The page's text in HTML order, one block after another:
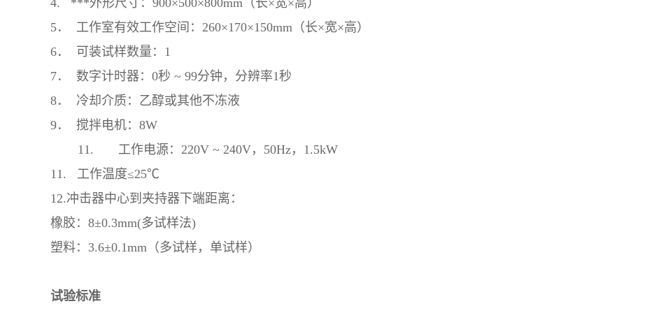
4. ***外形尺寸：900×500×800mm（长×宽×高）
5． 工作室有效工作空间：260×170×150mm（长×宽×高）
6． 可装试样数量：1
7． 数字计时器：0秒 ~ 99分钟，分辨率1秒
8． 冷却介质：乙醇或其他不冻液
9． 搅拌电机：8W
11. 工作电源：220V ~ 240V，50Hz，1.5kW
11. 工作温度≤25℃
12.冲击器中心到夹持器下端距离：
橡胶：8±0.3mm(多试样法)
塑料：3.6±0.1mm（多试样，单试样）
试验标准